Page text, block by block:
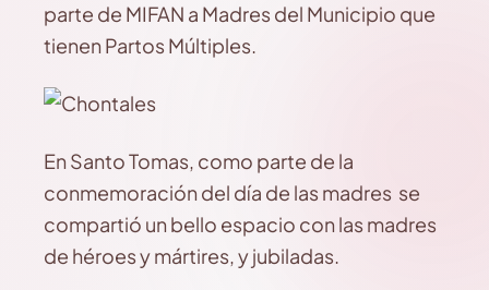
parte de MIFAN a Madres del Municipio que
tienen Partos Múltiples.
En Santo Tomas, como parte de la
conmemoración del día de las madres se
compartió un bello espacio con las madres
de héroes y mártires, y jubiladas.